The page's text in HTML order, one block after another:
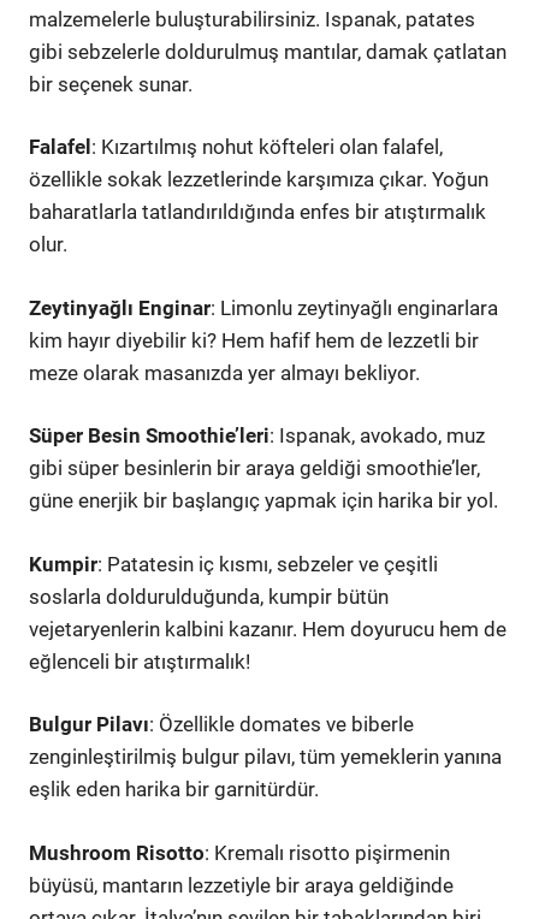
malzemelerle buluşturabilirsiniz. Ispanak, patates
gibi sebzelerle doldurulmuş mantılar, damak çatlatan
bir seçenek sunar.
Falafel : Kızartılmış nohut köfteleri olan falafel,
özellikle sokak lezzetlerinde karşımıza çıkar. Yoğun
baharatlarla tatlandırıldığında enfes bir atıştırmalık
olur.
Zeytinyağlı Enginar: Limonlu zeytinyağlı enginarlara
kim hayır diyebilir ki? Hem hafif hem de lezzetli bir
meze olarak masanızda yer almayı bekliyor.
Süper Besin Smoothie’leri: Ispanak, avokado, muz
gibi süper besinlerin bir araya geldiği smoothie’ler,
güne enerjik bir başlangıç yapmak için harika bir yol.
Kumpir: Patatesin iç kısmı, sebzeler ve çeşitli
soslarla doldurulduğunda, kumpir bütün
vejetaryenlerin kalbini kazanır. Hem doyurucu hem de
eğlenceli bir atıştırmalık!
Bulgur Pilavı: Özellikle domates ve biberle
zenginleştirilmiş bulgur pilavı, tüm yemeklerin yanına
eşlik eden harika bir garnitürdür.
Mushroom Risotto: Kremalı risotto pişirmenin
büyüsü, mantarın lezzetiyle bir araya geldiğinde